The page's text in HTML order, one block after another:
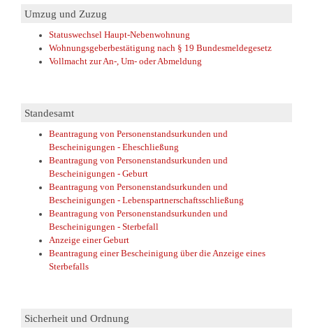
Umzug und Zuzug
Statuswechsel Haupt-Nebenwohnung
Wohnungsgeberbestätigung nach § 19 Bundesmeldegesetz
Vollmacht zur An-, Um- oder Abmeldung
Standesamt
Beantragung von Personenstandsurkunden und
Bescheinigungen - Eheschließung
Beantragung von Personenstandsurkunden und
Bescheinigungen - Geburt
Beantragung von Personenstandsurkunden und
Bescheinigungen - Lebenspartnerschaftsschließung
Beantragung von Personenstandsurkunden und
Bescheinigungen - Sterbefall
Anzeige einer Geburt
Beantragung einer Bescheinigung über die Anzeige eines
Sterbefalls
Sicherheit und Ordnung